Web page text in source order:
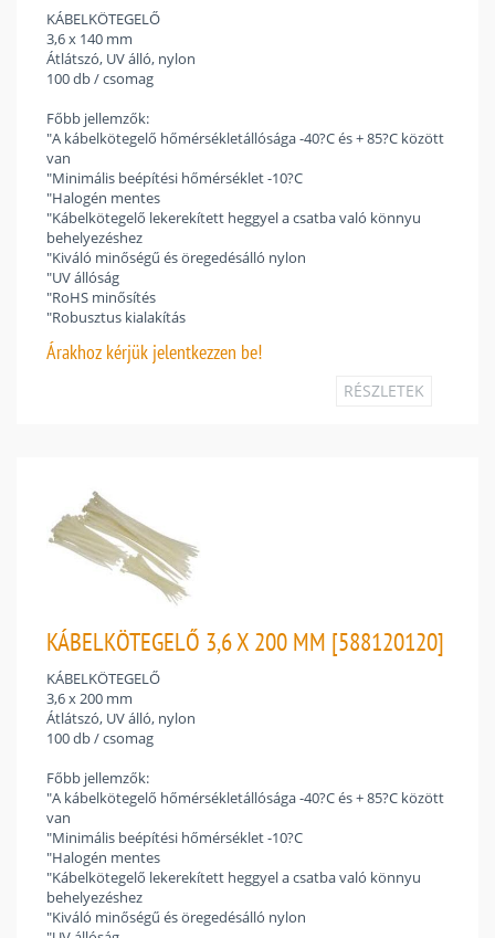
KÁBELKÖTEGELŐ
3,6 x 140 mm
Átlátszó, UV álló, nylon
100 db / csomag
Főbb jellemzők:
"A kábelkötegelő hőmérsékletállósága -40?C és + 85?C között
van
"Minimális beépítési hőmérséklet -10?C
"Halogén mentes
"Kábelkötegelő lekerekített heggyel a csatba való könnyu
behelyezéshez
"Kiváló minőségű és öregedésálló nylon
"UV állóság
"RoHS minősítés
"Robusztus kialakítás
Árakhoz kérjük jelentkezzen be!
RÉSZLETEK
KÁBELKÖTEGELŐ 3,6 X 200 MM [588120120]
KÁBELKÖTEGELŐ
3,6 x 200 mm
Átlátszó, UV álló, nylon
100 db / csomag
Főbb jellemzők:
"A kábelkötegelő hőmérsékletállósága -40?C és + 85?C között
van
"Minimális beépítési hőmérséklet -10?C
"Halogén mentes
"Kábelkötegelő lekerekített heggyel a csatba való könnyu
behelyezéshez
"Kiváló minőségű és öregedésálló nylon